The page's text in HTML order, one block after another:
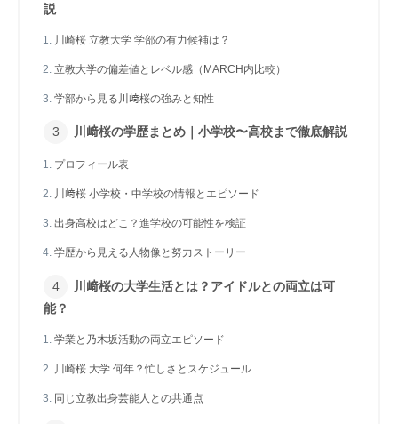
説
川崎桜 立教大学 学部の有力候補は？
立教大学の偏差値とレベル感（MARCH内比較）
学部から見る川﨑桜の強みと知性
川﨑桜の学歴まとめ｜小学校〜高校まで徹底解説
プロフィール表
川﨑桜 小学校・中学校の情報とエピソード
出身高校はどこ？進学校の可能性を検証
学歴から見える人物像と努力ストーリー
川﨑桜の大学生活とは？アイドルとの両立は可
能？
学業と乃木坂活動の両立エピソード
川崎桜 大学 何年？忙しさとスケジュール
同じ立教出身芸能人との共通点